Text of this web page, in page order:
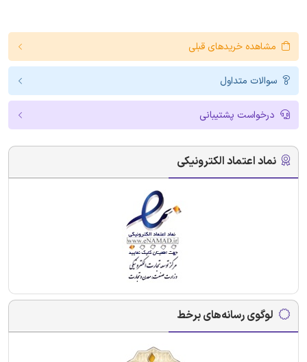
مشاهده خریدهای قبلی
سوالات متداول
درخواست پشتیبانی
نماد اعتماد الکترونیکی
لوگوی رسانه‌های برخط